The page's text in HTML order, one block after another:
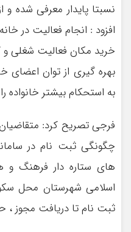
نسبتا پایدار معرفی شده و
افزود : انجام فعالیت در
خرید مکان فعالیت شغلی و
بهره گیری از توان اعضای
به استحکام بیشتر خانواده
فرجی تصریح کرد:
چگونگی ثبت نام در
های ستاره دار فرهنگ و
اسلامی شهرستان محل
ثبت نام تا دریافت مجوز ،